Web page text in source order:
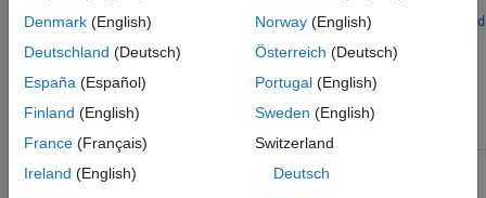
MRI コイル
パッチ アンテナ
反射体アンテナ
スパイラル アンテナ
導波管
bowtieRounded
bowtieTriangular
Denmark (English)
Deutschland (Deutsch)
España (Español)
Finland (English)
France (Français)
Ireland (English)
Norway(English)
Österreich (Deutsch)
Portugal(English)
Sweden (English)
Switzerland
Deutsch